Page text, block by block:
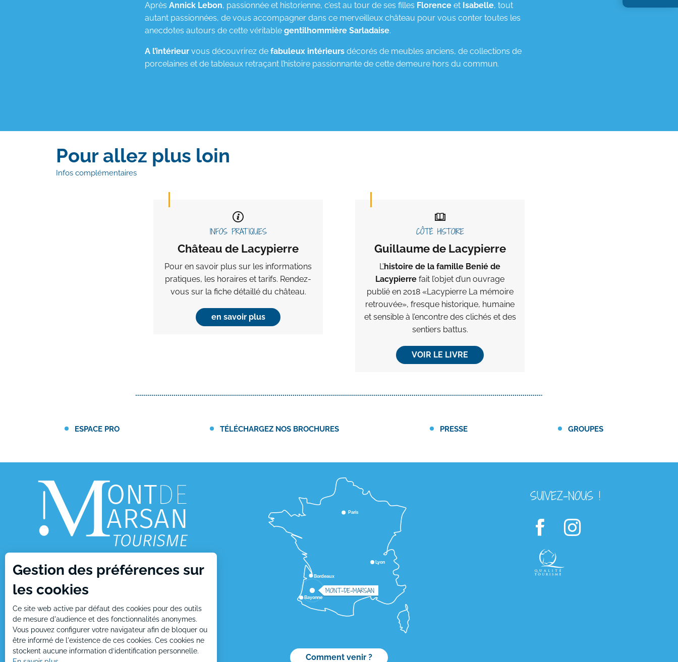
Après Annick Lebon, passionnée et historienne, c’est au tour de ses filles Florence et Isabelle, tout
autant passionnées, de vous accompagner dans ce merveilleux château pour vous conter toutes les
anecdotes autours de cette véritable gentilhommière Sarladaise.
A l’intérieur vous découvrirez de fabuleux intérieurs décorés de meubles anciens, de collections de
porcelaines et de tableaux retraçant l’histoire passionnante de cette demeure hors du commun.
Pour allez plus loin
Infos complémentaires
INFOS PRATIQUES
Château de Lacypierre
Pour en savoir plus sur les informations
pratiques, les horaires et tarifs. Rendez-
vous sur la fiche détaillé du château.
en savoir plus
CÔTÉ HISTOIRE
Guillaume de Lacypierre
L’histoire de la famille Benié de
Lacypierre fait l’objet d’un ouvrage
publié en 2018 «Lacypierre La mémoire
retrouvée», fresque historique, humaine
et sensible à l’encontre des clichés et des
sentiers battus.
VOIR LE LIVRE
ESPACE PRO TÉLÉCHARGEZ NOS BROCHURES PRESSE GROUPES
1, place Charles de Gaulle
40000 Mont de Marsan
Tél : +33 (0)5 58 05 87 37
Lyon
Bordeaux
Paris
Bayonne
MONT-DE-MARSAN
Comment venir ?
SUIVEZ-NOUS !
Gestion des préférences sur
les cookies
Ce site web active par défaut des cookies pour des outils
de mesure d'audience et des fonctionnalités anonymes.
Vous pouvez configurer votre navigateur afin de bloquer ou
être informé de l'existence de ces cookies. Ces cookies ne
stockent aucune information d’identification personnelle.